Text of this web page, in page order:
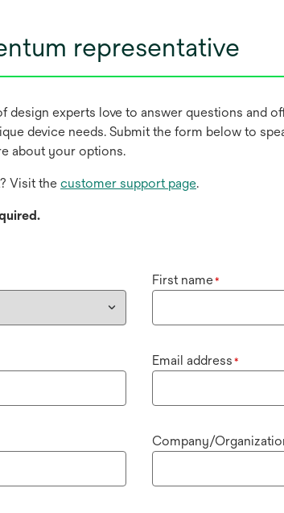
representative
design experts love to answer questions and
device needs. Submit the form below to
about your options.
Visit the customer support page.
First name*
Email address *
Company/